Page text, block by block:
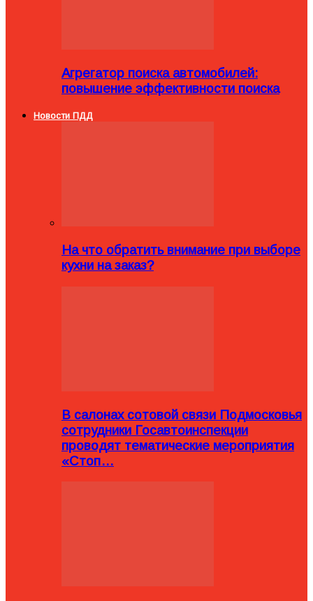
Агрегатор поиска автомобилей:
повышение эффективности поиска
Новости ПДД
На что обратить внимание при выборе
кухни на заказ?
В салонах сотовой связи Подмосковья
сотрудники Госавтоинспекции
проводят тематические мероприятия
«Стоп…